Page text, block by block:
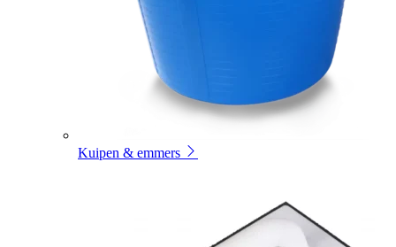
Kuipen & emmers